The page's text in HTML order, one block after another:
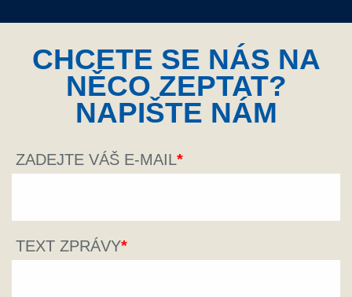
CHCETE SE NÁS NA
NĚCO ZEPTAT?
NAPIŠTE NÁM
ZADEJTE VÁŠ E-MAIL
TEXT ZPRÁVY